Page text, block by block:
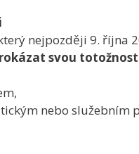
nejpozději 9. října
svou
nebo služebním